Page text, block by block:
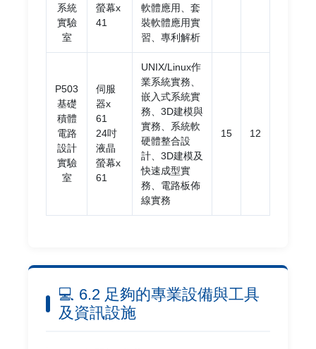
系統
實驗
室
螢幕x
41
軟體應用、套
裝軟體應用實
習、專利解析
P503
基礎
積體
電路
設計
實驗
室
伺服
器x
61
24吋
液晶
螢幕x
61
UNIX/Linux作
業系統實務、
嵌入式系統實
務、3D建模與
實務、系統軟
硬體整合設
計、3D建模及
快速成型實
務、電路板佈
線實務
15 12
💻 6.2 足夠的專業設備與工具
及資訊設施